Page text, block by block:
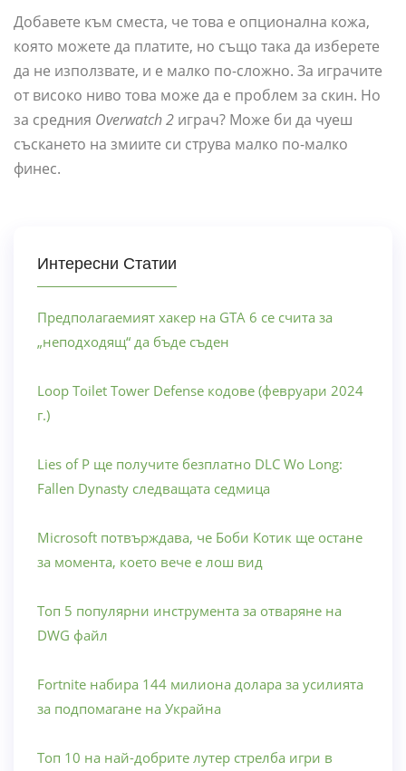
Добавете към сместа, че това е опционална кожа,
която можете да платите, но също така да изберете
да не използвате, и е малко по-сложно. За играчите
от високо ниво това може да е проблем за скин. Но
за средния Overwatch 2 играч? Може би да чуеш
съскането на змиите си струва малко по-малко
финес.
Интересни Статии
Предполагаемият хакер на GTA 6 се счита за
„неподходящ“ да бъде съден
Loop Toilet Tower Defense кодове (февруари 2024
г.)
Lies of P ще получите безплатно DLC Wo Long:
Fallen Dynasty следващата седмица
Microsoft потвърждава, че Боби Котик ще остане
за момента, което вече е лош вид
Топ 5 популярни инструмента за отваряне на
DWG файл
Fortnite набира 144 милиона долара за усилията
за подпомагане на Украйна
Топ 10 на най-добрите лутер стрелба игри в